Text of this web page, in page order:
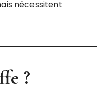
nécessitent
?